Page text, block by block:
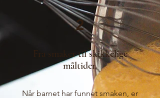
2
Fra smaker til skikkelige
måltider.
Når barnet har funnet smaken, er